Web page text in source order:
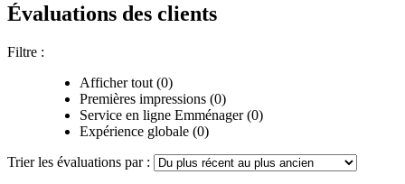
Évaluations des clients
Filtre :
Afficher tout (0)
Premières impressions (0)
Service en ligne Emménager (0)
Expérience globale (0)
Trier les évaluations par :